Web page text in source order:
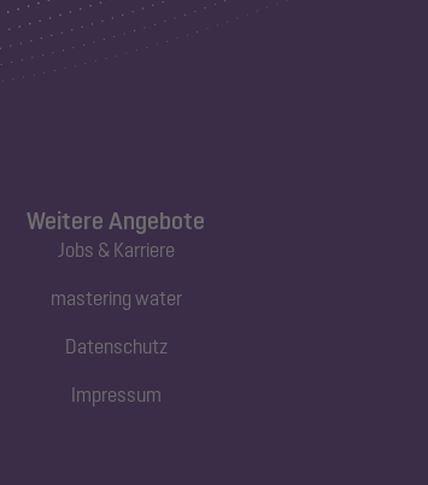
Weitere Angebote
Jobs & Karriere
mastering water
Datenschutz
Impressum